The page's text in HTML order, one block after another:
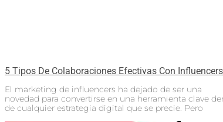
5 Tipos De Colaboraciones Efectivas Con Influencers
El marketing de influencers ha dejado de ser una
novedad para convertirse en una herramienta clave
de cualquier estrategia digital que se precie. Pero